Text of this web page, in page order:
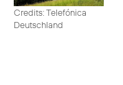
Credits: Telefónica
Deutschland